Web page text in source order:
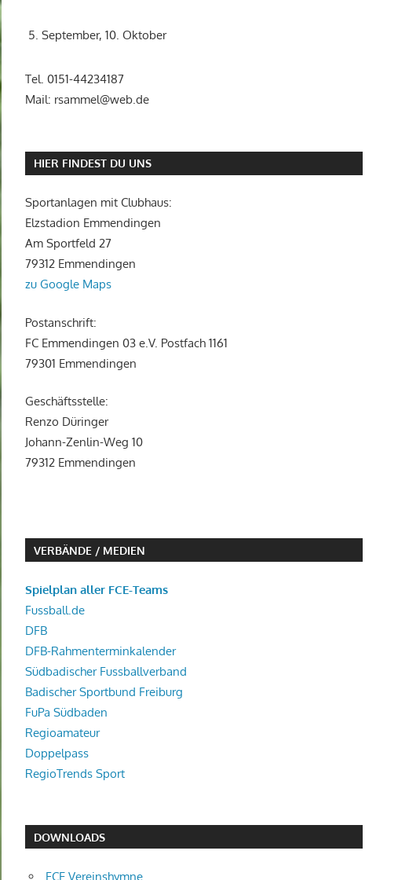
5. September, 10. Oktober
Tel. 0151-44234187
Mail: rsammel@web.de
HIER FINDEST DU UNS
Sportanlagen mit Clubhaus:
Elzstadion Emmendingen
Am Sportfeld 27
79312 Emmendingen
zu Google Maps
Postanschrift:
FC Emmendingen 03 e.V. Postfach 1161
79301 Emmendingen
Geschäftsstelle:
Renzo Düringer
Johann-Zenlin-Weg 10
79312 Emmendingen
VERBÄNDE / MEDIEN
Spielplan aller FCE-Teams
Fussball.de
DFB
DFB-Rahmenterminkalender
Südbadischer Fussballverband
Badischer Sportbund Freiburg
FuPa Südbaden
Regioamateur
Doppelpass
RegioTrends Sport
DOWNLOADS
FCE Vereinshymne